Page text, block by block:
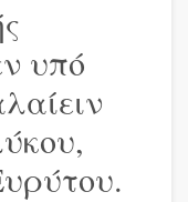
υπό